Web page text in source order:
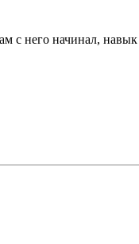
с него начинал,